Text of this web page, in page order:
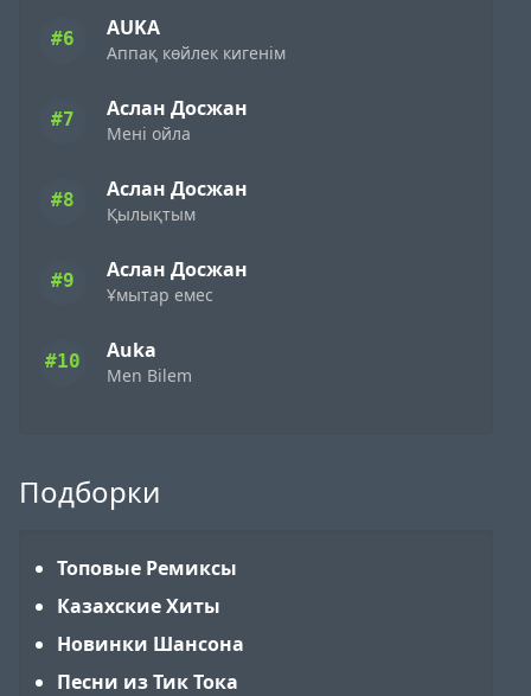
#6 AUKA
Аппақ көйлек кигенім
#7 Аслан Досжан
Мені ойла
#8 Аслан Досжан
Қылықтым
#9 Аслан Досжан
Ұмытар емес
#10 Auka
Men Bilem
Подборки
Топовые Ремиксы
Казахские Хиты
Новинки Шансона
Песни из Тик Тока